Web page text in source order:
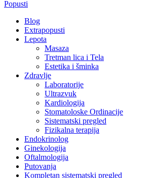
Popusti
Blog
Extrapopusti
Lepota
Masaza
Tretman lica i Tela
Estetika i šminka
Zdravlje
Laboratorije
Ultrazvuk
Kardiologija
Stomatoloske Ordinacije
Sistematski pregled
Fizikalna terapija
Endokrinolog
Ginekologija
Oftalmologija
Putovanja
Kompletan sistematski pregled